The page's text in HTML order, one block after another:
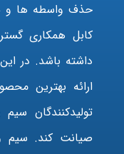
حذف واسطه ها و
کابل همکاری
داشته باشد. در
ارائه بهترین
تولیدکنندگان
صیانت کند. سیم